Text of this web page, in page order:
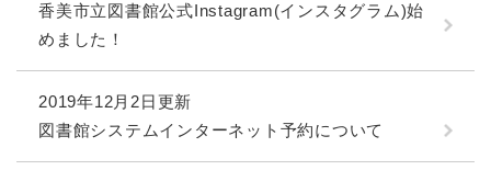
香美市立図書館公式Instagram(インスタグラム)始
めました！
2019年12月2日更新
図書館システムインターネット予約について